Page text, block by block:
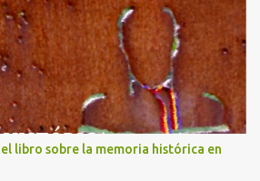
libro sobre la memoria histórica en